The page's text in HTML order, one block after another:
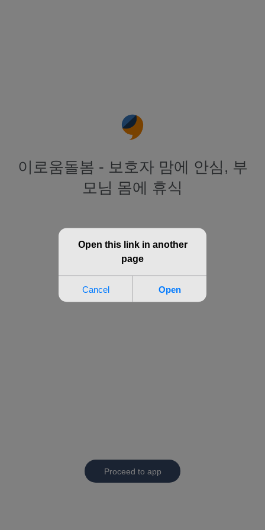
이로움돌봄 - 보호자 맘에 안심, 부
모님 몸에 휴식
Proceed to app